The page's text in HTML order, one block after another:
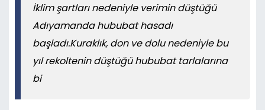
İklim şartları nedeniyle verimin düştüğü
Adıyamanda hububat hasadı
başladı.Kuraklık, don ve dolu nedeniyle bu
yıl rekoltenin düştüğü hububat tarlalarına
bi